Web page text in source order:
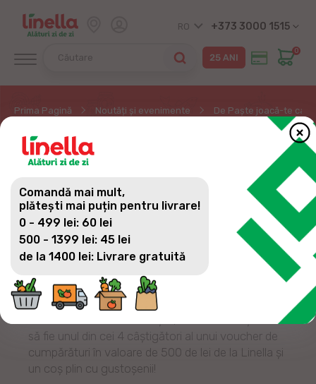
RO +373 3000 1515
0
Prima Pagină Noutăți și evenimente De Paște joacă-te ca
DE PAȘTE JOACĂ-TE CA
În perioada pascală, Linella a îndemnat
copilărie.
I-am provocat să ne arate cât de frumos au
să fie unul din cei 4 câștigători al unui voucher de
cumpărături în valoare de 500 de lei de la Linella și
un coș plin cu gustoșenii!
Comandă mai mult,
plătești mai puțin pentru livrare!
0 - 499 lei: 60 lei
500 - 1399 lei: 45 lei
de la 1400 lei: Livrare gratuită